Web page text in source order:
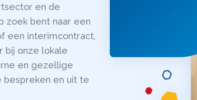
en de
zoek bent naar een
een interimcontract,
bij onze lokale
en gezellige
bespreken en uit te